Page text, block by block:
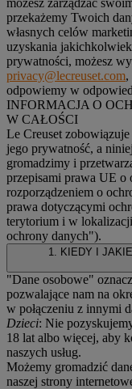
przekażemy Twoich
własnych celów
uzyskania
prywatności, możesz
privacy@lecreuset.com,
odpowiemy w
INFORMACJA O
W CAŁOŚCI
Le Creuset
jego prywatność, a
gromadzimy i
przepisami prawa UE
rozporządzeniem o
prawa dotyczącymi
terytorium i w
ochrony danych").
1. KIEDY I
"Dane osobowe"
pozwalające nam na
w połączeniu z innymi
Dzieci: Nie
18 lat albo więcej, aby
naszych usług.
Możemy gromadzić
naszej strony